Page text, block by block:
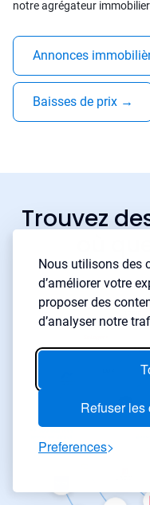
Nous utilisons des
d’améliorer votre
proposer des
d’analyser notre
Refuser
Preferences
notre agrégateur
Annonces
Baisses de prix →
Trouvez